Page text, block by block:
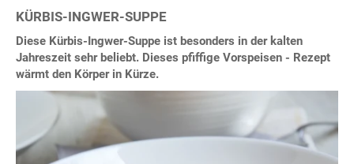
KÜRBIS-INGWER-SUPPE
Diese Kürbis-Ingwer-Suppe ist besonders in der kalten
Jahreszeit sehr beliebt. Dieses pfiffige Vorspeisen - Rezept
wärmt den Körper in Kürze.